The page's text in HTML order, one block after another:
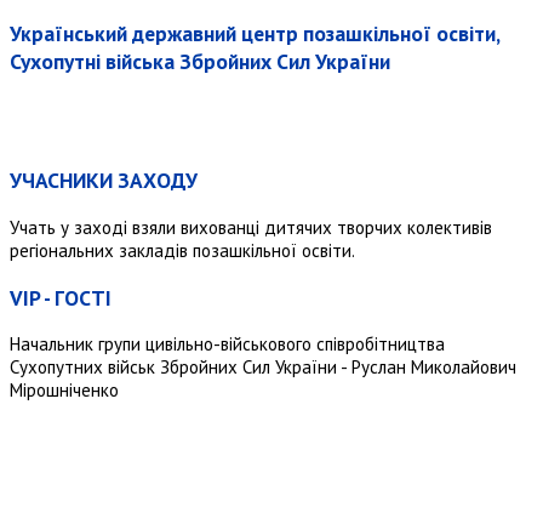
Український державний центр позашкільної освіти,
Сухопутні війська Збройних Сил України
УЧАСНИКИ ЗАХОДУ
Учать у заході взяли вихованці дитячих творчих колективів
регіональних закладів позашкільної освіти.
VIP - ГОСТІ
Начальник групи цивільно-військового співробітництва
Сухопутних військ Збройних Сил України - Руслан Миколайович
Мірошніченко